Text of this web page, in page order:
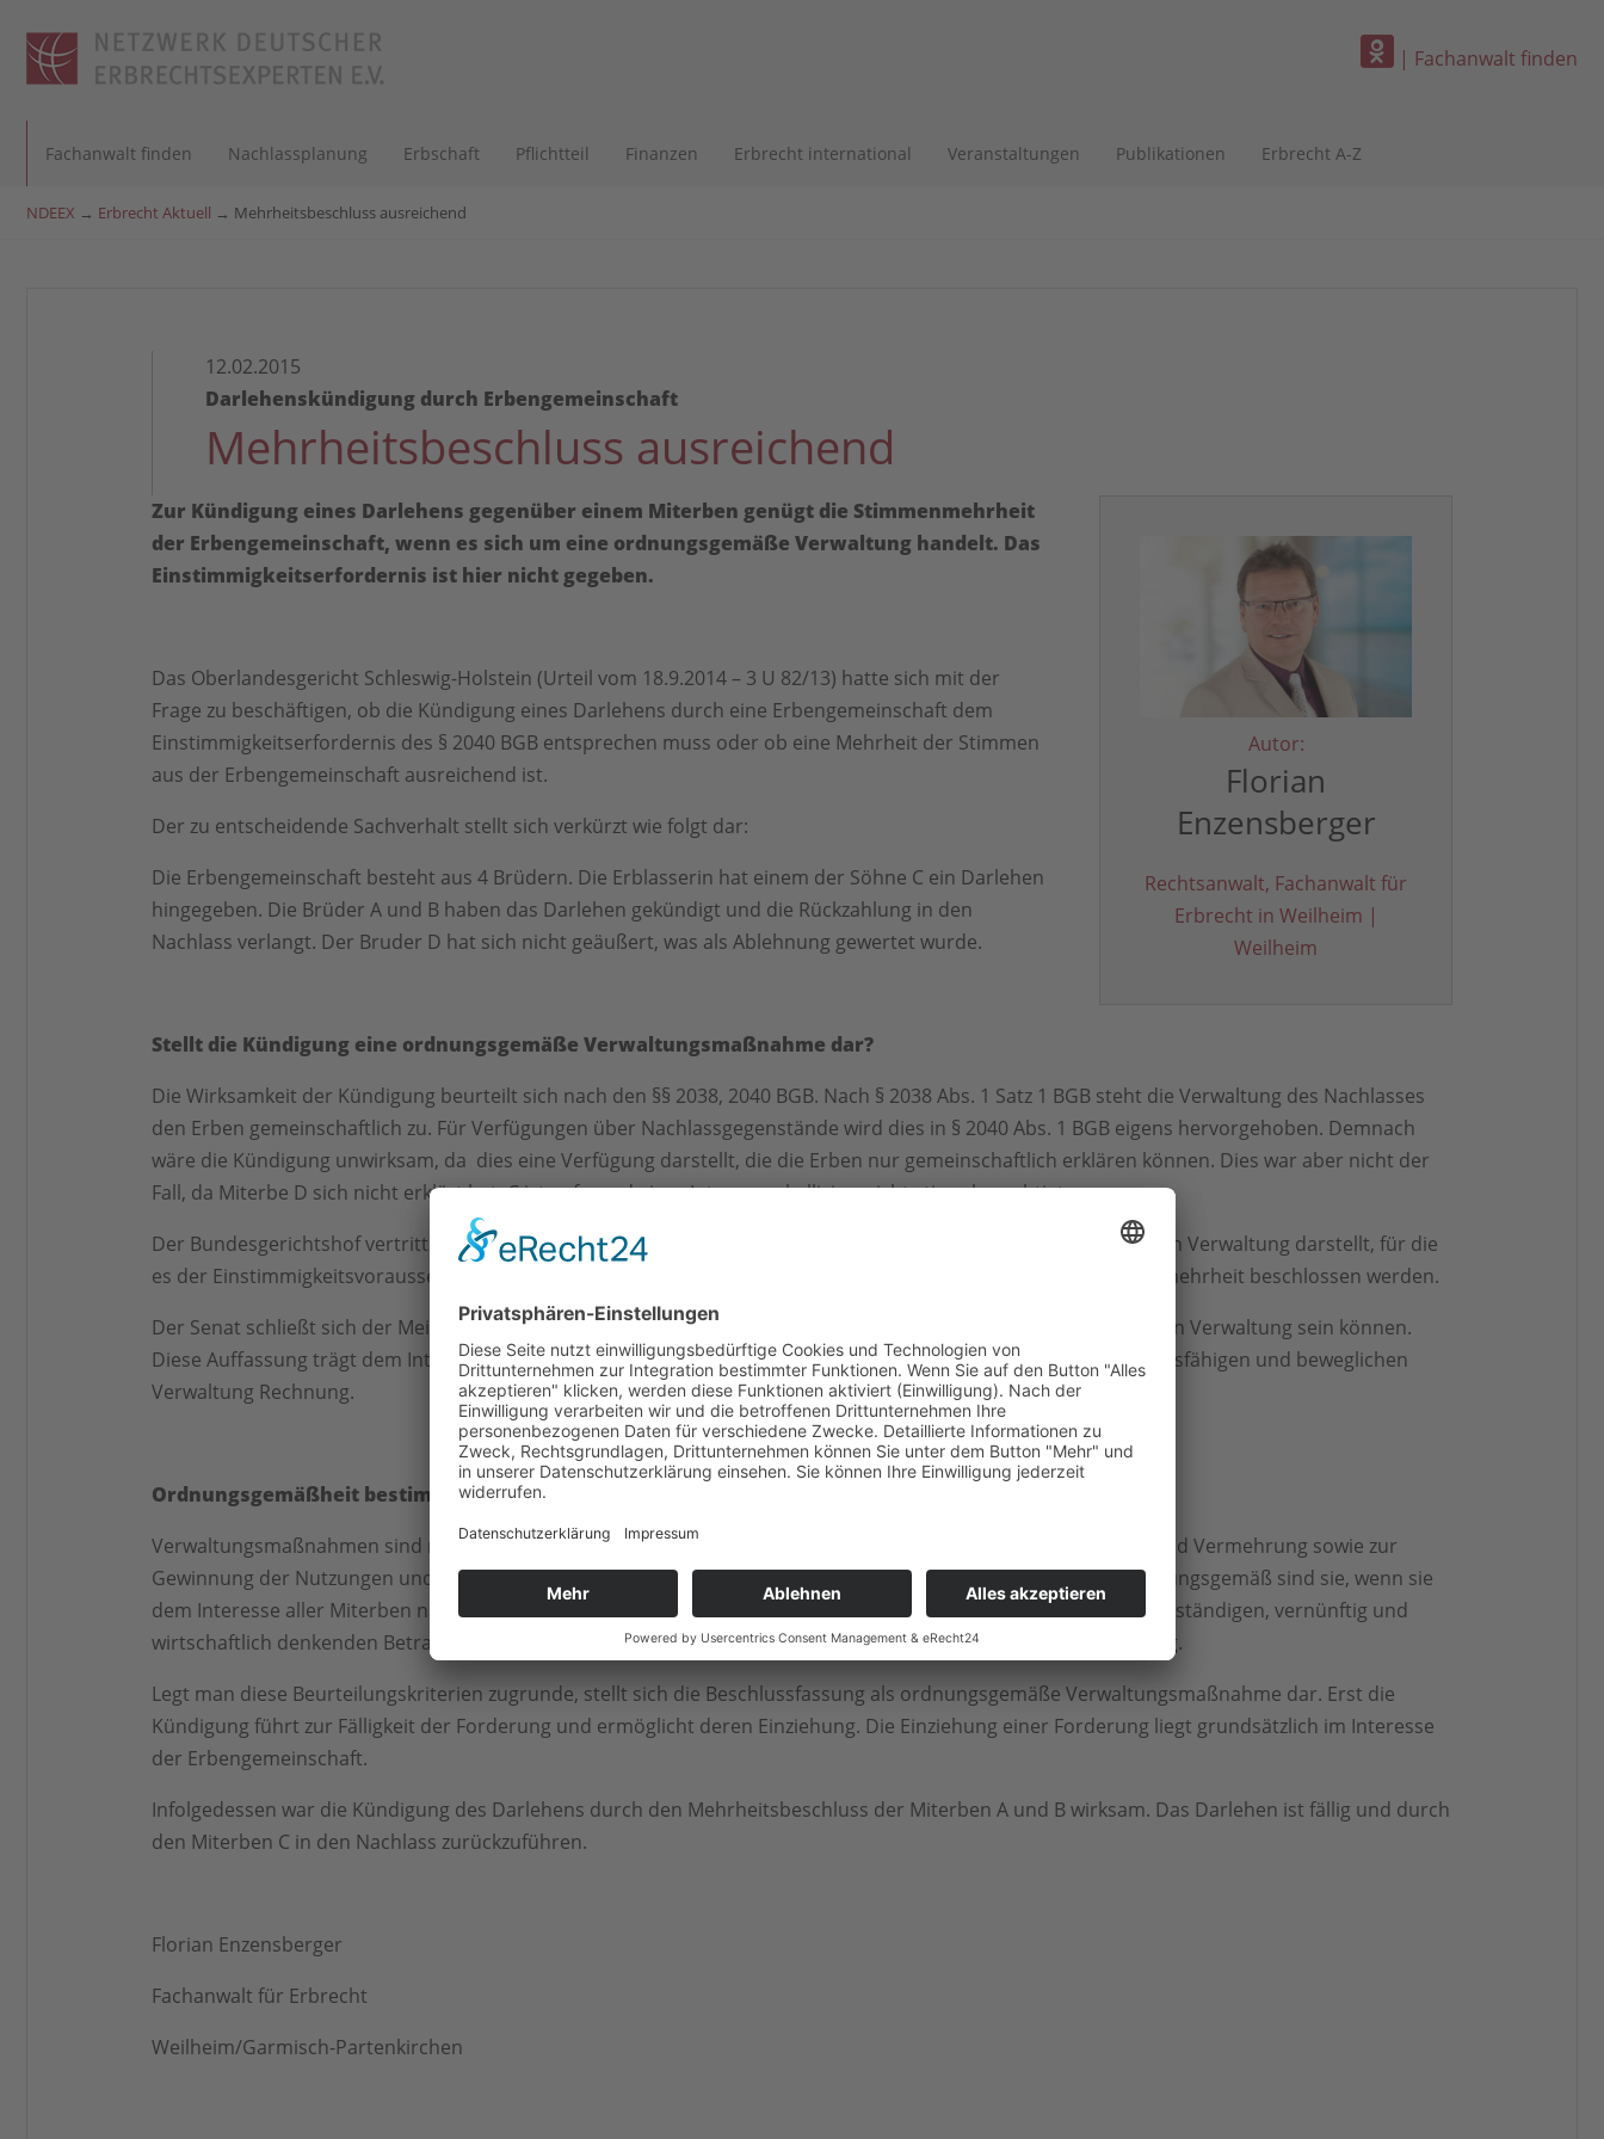
| Fachanwalt finden
Fachanwalt finden Nachlassplanung Erbschaft Pflichtteil Finanzen Erbrecht international Veranstaltungen Publikationen Erbrecht A-Z
NDEEX → Erbrecht Aktuell → Mehrheitsbeschluss ausreichend
12.02.2015
Darlehenskündigung durch Erbengemeinschaft
Mehrheitsbeschluss ausreichend
Autor:
Florian
Enzensberger
Rechtsanwalt, Fachanwalt für
Erbrecht in Weilheim |
Weilheim
Zur Kündigung eines Darlehens gegenüber einem Miterben genügt die Stimmenmehrheit
der Erbengemeinschaft, wenn es sich um eine ordnungsgemäße Verwaltung handelt. Das
Einstimmigkeitserfordernis ist hier nicht gegeben.
Das Oberlandesgericht Schleswig-Holstein (Urteil vom 18.9.2014 – 3 U 82/13) hatte sich mit der
Frage zu beschäftigen, ob die Kündigung eines Darlehens durch eine Erbengemeinschaft dem
Einstimmigkeitserfordernis des § 2040 BGB entsprechen muss oder ob eine Mehrheit der Stimmen
aus der Erbengemeinschaft ausreichend ist.
Der zu entscheidende Sachverhalt stellt sich verkürzt wie folgt dar:
Die Erbengemeinschaft besteht aus 4 Brüdern. Die Erblasserin hat einem der Söhne C ein Darlehen
hingegeben. Die Brüder A und B haben das Darlehen gekündigt und die Rückzahlung in den
Nachlass verlangt. Der Bruder D hat sich nicht geäußert, was als Ablehnung gewertet wurde.
Stellt die Kündigung eine ordnungsgemäße Verwaltungsmaßnahme dar?
Die Wirksamkeit der Kündigung beurteilt sich nach den §§ 2038, 2040 BGB. Nach § 2038 Abs. 1 Satz 1 BGB steht die Verwaltung des Nachlasses
den Erben gemeinschaftlich zu. Für Verfügungen über Nachlassgegenstände wird dies in § 2040 Abs. 1 BGB eigens hervorgehoben. Demnach
wäre die Kündigung unwirksam, da dies eine Verfügung darstellt, die die Erben nur gemeinschaftlich erklären können. Dies war aber nicht der
Fall, da Miterbe D sich nicht erklärt hat. C ist aufgrund einer Interessenkollision nicht stimmberechtigt.
Der Bundesgerichtshof vertritt jedoch die Auffassung, dass die Kündigung eine Maßnahme der ordnungsgemäßen Verwaltung darstellt, für die
es der Einstimmigkeitsvoraussetzung des § 2040 BGB nicht bedarf. Sie kann nach § 2038 Abs. 2 BGB mit Stimmenmehrheit beschlossen werden.
Der Senat schließt sich der Meinung an, dass Verfügungen grundsätzlich auch Maßnahmen der ordnungsgemäßen Verwaltung sein können.
Diese Auffassung trägt dem Interesse der oft über viele Jahre bestehenden Erbengemeinschaft an einer handlungsfähigen und beweglichen
Verwaltung Rechnung.
Ordnungsgemäßheit bestimmt sich nach billigem Ermessen
Verwaltungsmaßnahmen sind nach § 2038 BGB alle Maßnahmen, die auf die Verwahrung, Sicherung, Erhaltung und Vermehrung sowie zur
Gewinnung der Nutzungen und Bestreitung der laufenden Verbindlichkeiten des Nachlasses gerichtet sind. Ordnungsgemäß sind sie, wenn sie
dem Interesse aller Miterben nach billigen Ermessen entsprechen. Maßstab ist der objektive Standpunkt eines verständigen, vernünftig und
wirtschaftlich denkenden Betrachters. Maßgeblicher Beurteilungszeitpunkt ist der Zeitpunkt der Beschlussfassung.
Legt man diese Beurteilungskriterien zugrunde, stellt sich die Beschlussfassung als ordnungsgemäße Verwaltungsmaßnahme dar. Erst die
Kündigung führt zur Fälligkeit der Forderung und ermöglicht deren Einziehung. Die Einziehung einer Forderung liegt grundsätzlich im Interesse
der Erbengemeinschaft.
Infolgedessen war die Kündigung des Darlehens durch den Mehrheitsbeschluss der Miterben A und B wirksam. Das Darlehen ist fällig und durch
den Miterben C in den Nachlass zurückzuführen.
Florian Enzensberger
Fachanwalt für Erbrecht
Weilheim/Garmisch-Partenkirchen